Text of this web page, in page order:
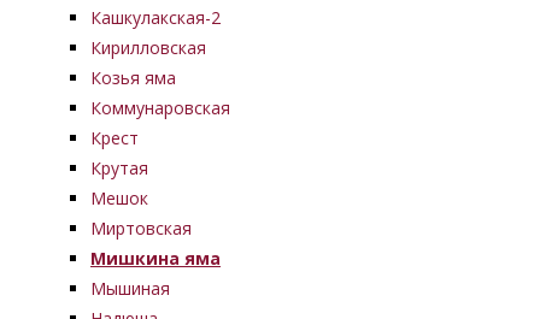
Кашкулакская-2
Кирилловская
Козья яма
Коммунаровская
Крест
Крутая
Мешок
Миртовская
Мишкина яма
Мышиная